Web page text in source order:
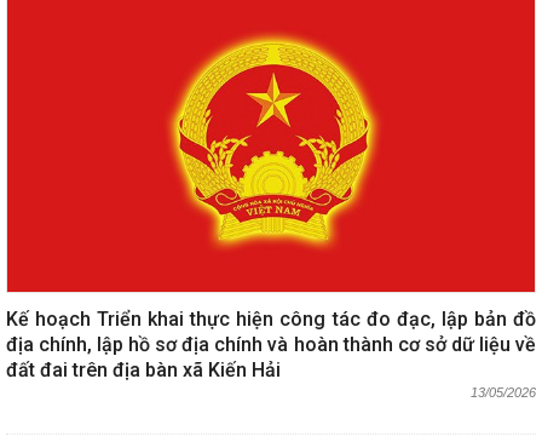
Kế hoạch Triển khai thực hiện công tác đo đạc, lập bản đồ
địa chính, lập hồ sơ địa chính và hoàn thành cơ sở dữ liệu về
đất đai trên địa bàn xã Kiến Hải
13/05/2026